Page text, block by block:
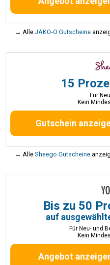
→ Alle JAKO-O Gutscheine
15
Für
Kein
Gutschein
→ Alle Sheego Gutscheine
Bis zu 50
auf
Für Neu- und
Kein
Angebot